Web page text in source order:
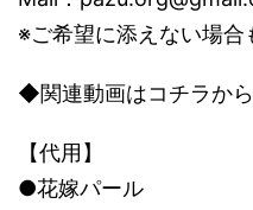
※ご希望に添えない場合
◆関連動画はコチラか
【代用】
●花嫁パール